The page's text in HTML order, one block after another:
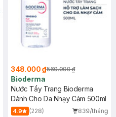
348.000 ₫560.000 ₫
Bioderma
Nước Tẩy Trang Bioderma
Dành Cho Da Nhạy Cảm 500ml
4.9 (228)
839/tháng